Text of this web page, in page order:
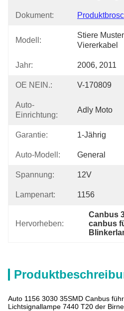
Dokument:
Modell:
Stiere
Viererkabel
Jahr: 2006, 2011
OE NEIN.: V-170809
Auto-
Einrichtung:
Adly Moto
Garantie: 1-Jährig
Auto-Modell: General
Spannung: 12V
Lampenart: 1156
Hervorheben:
Canbus
canbus
Auto 1156 3030 35SMD Canbus
Lichtsignallampe 7440 T20 der